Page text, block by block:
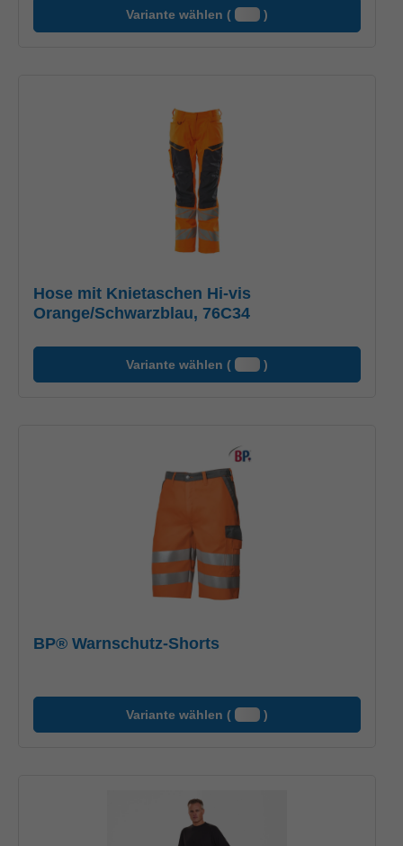
Variante wählen ( )
Hose mit Knietaschen Hi-vis
Orange/Schwarzblau, 76C34
Variante wählen ( )
BP® Warnschutz-Shorts
Variante wählen ( )